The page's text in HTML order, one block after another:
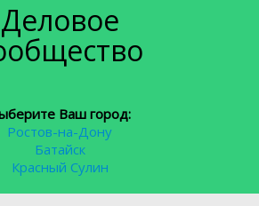
Деловое
Ваш город:
Ростов-на-Дону
Батайск
Красный Сулин